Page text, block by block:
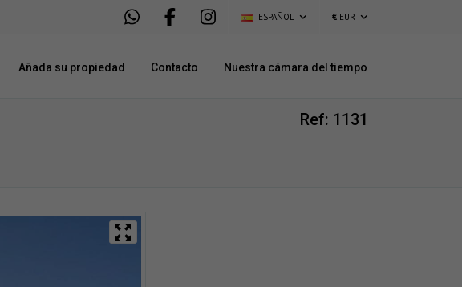
ESPAÑOL € EUR
Añada su propiedad Contacto Nuestra cámara del tiempo
Ref: 1131